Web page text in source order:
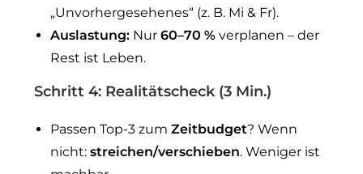
„Unvorhergesehenes“ (z. B. Mi & Fr).
Auslastung: Nur60–70 % verplanen – der
Rest ist Leben.
Schritt 4: Realitätscheck (3 Min.)
Passen Top-3 zumZeitbudget? Wenn
nicht:streichen/verschieben. Weniger ist